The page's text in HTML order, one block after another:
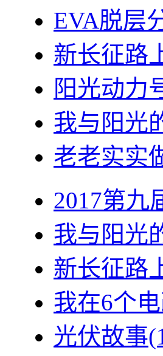
EVA脱层
新长征路
阳光动力
我与阳光
老老实实
2017第九
我与阳光
新长征路
我在6个
光伏故事